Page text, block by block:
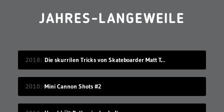
JAHRES-LANGEWEILE
2018 Die skurrilen Tricks von Skateboarder Matt Tomasello
2010 Mini Cannon Shots #2